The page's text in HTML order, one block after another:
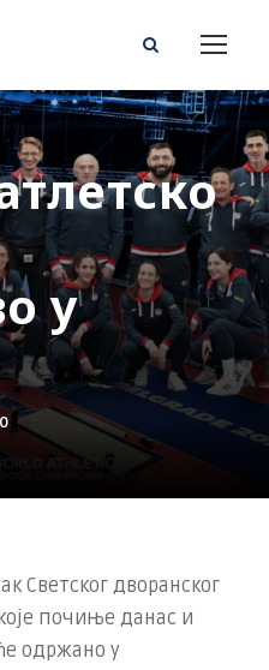
у
0
Светског дворанског
почиње данас и
одржано у